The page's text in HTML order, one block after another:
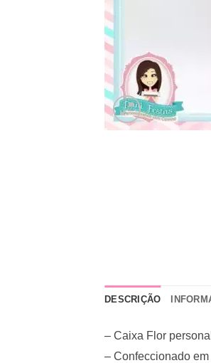
DESCRIÇÃO
– Caixa Flor
– Confeccionado